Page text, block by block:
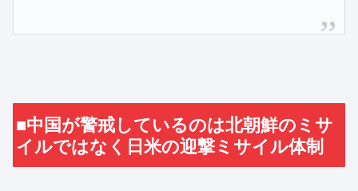
■中国が警戒しているのは北朝鮮のミサ
イルではなく日米の迎撃ミサイル体制